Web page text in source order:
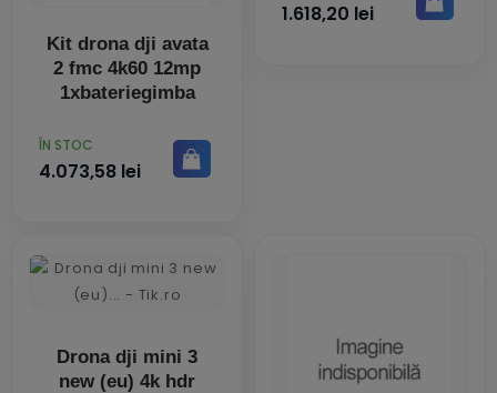
Kit drona dji avata
2 fmc 4k60 12mp
1xbateriegimba
PRET
ÎN STOC
4.073,58 lei
1.618,20 lei
Drona dji mini 3
new (eu) 4k hdr